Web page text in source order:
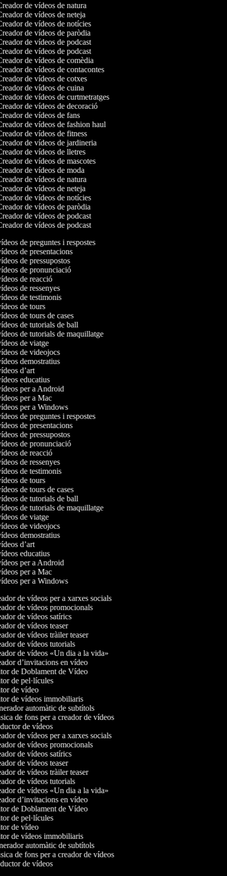
de vídeos de natura
de vídeos de neteja
de vídeos de notícies
de vídeos de paròdia
de vídeos de podcast
de vídeos de podcast
de vídeos de comèdia
de vídeos de contacontes
de vídeos de cotxes
de vídeos de cuina
de vídeos de curtmetratges
de vídeos de decoració
de vídeos de fans
de vídeos de fashion haul
de vídeos de fitness
de vídeos de jardineria
de vídeos de lletres
de vídeos de mascotes
de vídeos de moda
de vídeos de natura
de vídeos de neteja
de vídeos de notícies
de vídeos de paròdia
de vídeos de podcast
de vídeos de podcast
de preguntes i respostes
de presentacions
de pressupostos
de pronunciació
de reacció
de ressenyes
de testimonis
de tours
de tours de cases
de tutorials de ball
de tutorials de maquillatge
de viatge
de videojocs
demostratius
d’art
educatius
per a Android
per a Mac
per a Windows
de preguntes i respostes
de presentacions
de pressupostos
de pronunciació
de reacció
de ressenyes
de testimonis
de tours
de tours de cases
de tutorials de ball
de tutorials de maquillatge
de viatge
de videojocs
demostratius
d’art
educatius
per a Android
per a Mac
per a Windows
de vídeos per a xarxes socials
de vídeos promocionals
de vídeos satírics
de vídeos teaser
de vídeos tràiler teaser
de vídeos tutorials
de vídeos «Un dia a la vida»
d’invitacions en vídeo
de Doblament de Vídeo
de pel·lícules
de vídeo
de vídeos immobiliaris
automàtic de subtítols
de fons per a creador de vídeos
de vídeos
de vídeos per a xarxes socials
de vídeos promocionals
de vídeos satírics
de vídeos teaser
de vídeos tràiler teaser
de vídeos tutorials
de vídeos «Un dia a la vida»
d’invitacions en vídeo
de Doblament de Vídeo
de pel·lícules
de vídeo
de vídeos immobiliaris
automàtic de subtítols
de fons per a creador de vídeos
de vídeos